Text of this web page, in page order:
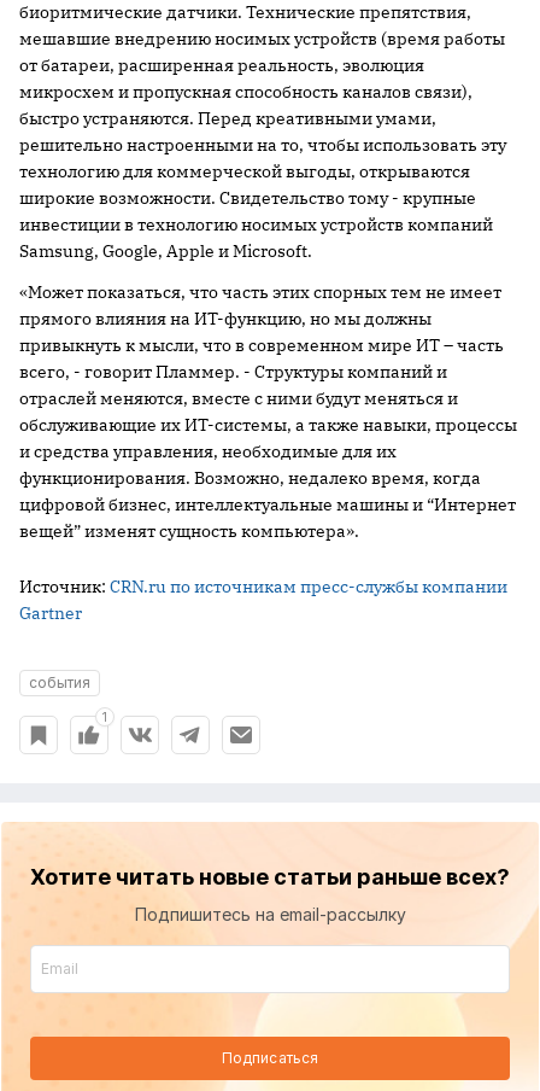
биоритмические датчики. Технические препятствия,
мешавшие внедрению носимых устройств (время работы
от батареи, расширенная реальность, эволюция
микросхем и пропускная способность каналов связи),
быстро устраняются. Перед креативными умами,
решительно настроенными на то, чтобы использовать эту
технологию для коммерческой выгоды, открываются
широкие возможности. Свидетельство тому - крупные
инвестиции в технологию носимых устройств компаний
Samsung, Google, Apple и Microsoft.
«Может показаться, что часть этих спорных тем не имеет
прямого влияния на ИТ-функцию, но мы должны
привыкнуть к мысли, что в современном мире ИТ – часть
всего, - говорит Пламмер. - Структуры компаний и
отраслей меняются, вместе с ними будут меняться и
обслуживающие их ИТ-системы, а также навыки, процессы
и средства управления, необходимые для их
функционирования. Возможно, недалеко время, когда
цифровой бизнес, интеллектуальные машины и “Интернет
вещей” изменят сущность компьютера».
Источник: CRN.ru по источникам пресс-службы компании
Gartner
события
1
Хотите читать новые статьи раньше всех?
Подпишитесь на email-рассылку
Подписаться